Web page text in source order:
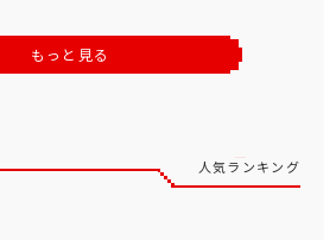
もっと見る
人気ランキング